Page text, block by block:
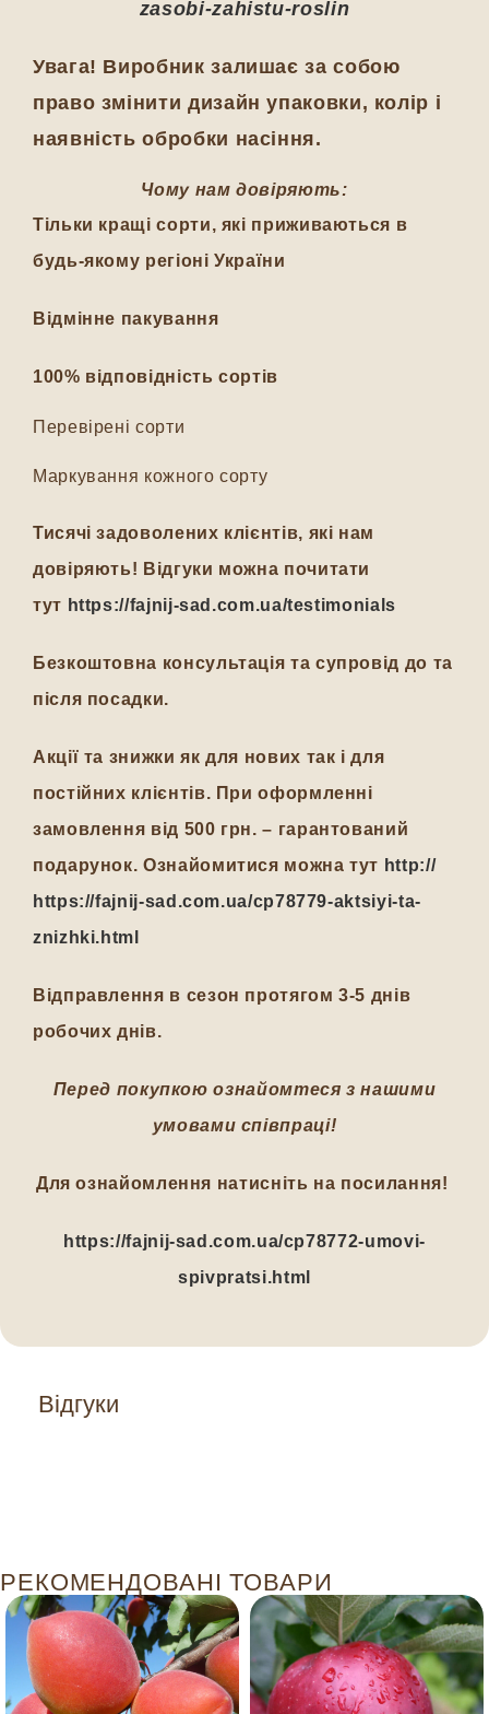
Відгуки
zasobi-zahistu-roslin
Увага! Виробник залишає за собою
право змінити дизайн упаковки, колір і
наявність обробки насіння.
Чому нам довіряють:
Тільки кращі сорти, які приживаються в
будь-якому регіоні України
Відмінне пакування
100% відповідність сортів
Перевірені сорти
Маркування кожного сорту
Тисячі задоволених клієнтів, які нам
довіряють! Відгуки можна почитати
тут https://fajnij-sad.com.ua/testimonials
Безкоштовна консультація та супровід до та
після посадки.
Акції та знижки як для нових так і для
постійних клієнтів. При оформленні
замовлення від 500 грн. – гарантований
подарунок. Ознайомитися можна тут http://
https://fajnij-sad.com.ua/cp78779-aktsiyi-ta-
znizhki.html
Відправлення в сезон протягом 3-5 днів
робочих днів.
Перед покупкою ознайомтеся з нашими
умовами співпраці!
Для ознайомлення натисніть на посилання!
https://fajnij-sad.com.ua/cp78772-umovi-
spivpratsi.html
РЕКОМЕНДОВАНІ ТОВАРИ